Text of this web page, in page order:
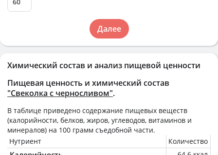
Химический состав и анализ пищевой ценности
Пищевая ценность и химический состав
"Свеколка с черносливом".
В таблице приведено содержание пищевых веществ
(калорийности, белков, жиров, углеводов, витаминов и
минералов) на 100 грамм съедобной части.
Нутриент
Количество
Далее